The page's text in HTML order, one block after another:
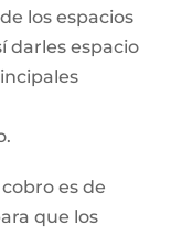
los espacios
darles espacio
es de
que los